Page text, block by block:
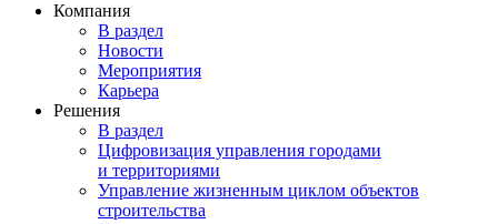
Компания
В раздел
Новости
Мероприятия
Карьера
Решения
В раздел
Цифровизация управления городами
и территориями
Управление жизненным циклом объектов
строительства